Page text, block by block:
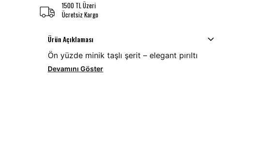
1500 TL Üzeri
Ücretsiz Kargo
Ürün Açıklaması
Ön yüzde minik taşlı şerit – elegant pırıltı
Devamını Göster